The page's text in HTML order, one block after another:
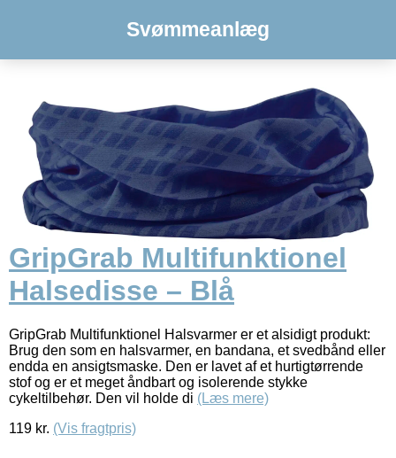
Svømmeanlæg
GripGrab Multifunktionel
Halsedisse – Blå
GripGrab Multifunktionel Halsvarmer er et alsidigt produkt:
Brug den som en halsvarmer, en bandana, et svedbånd eller
endda en ansigtsmaske. Den er lavet af et hurtigtørrende
stof og er et meget åndbart og isolerende stykke
cykeltilbehør. Den vil holde di (Læs mere)
119 kr. (Vis fragtpris)